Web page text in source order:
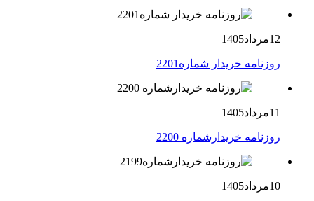
12مرداد1405
روزنامه خریدار شماره2201
11مرداد1405
روزنامه خریدارشماره 2200
10مرداد1405